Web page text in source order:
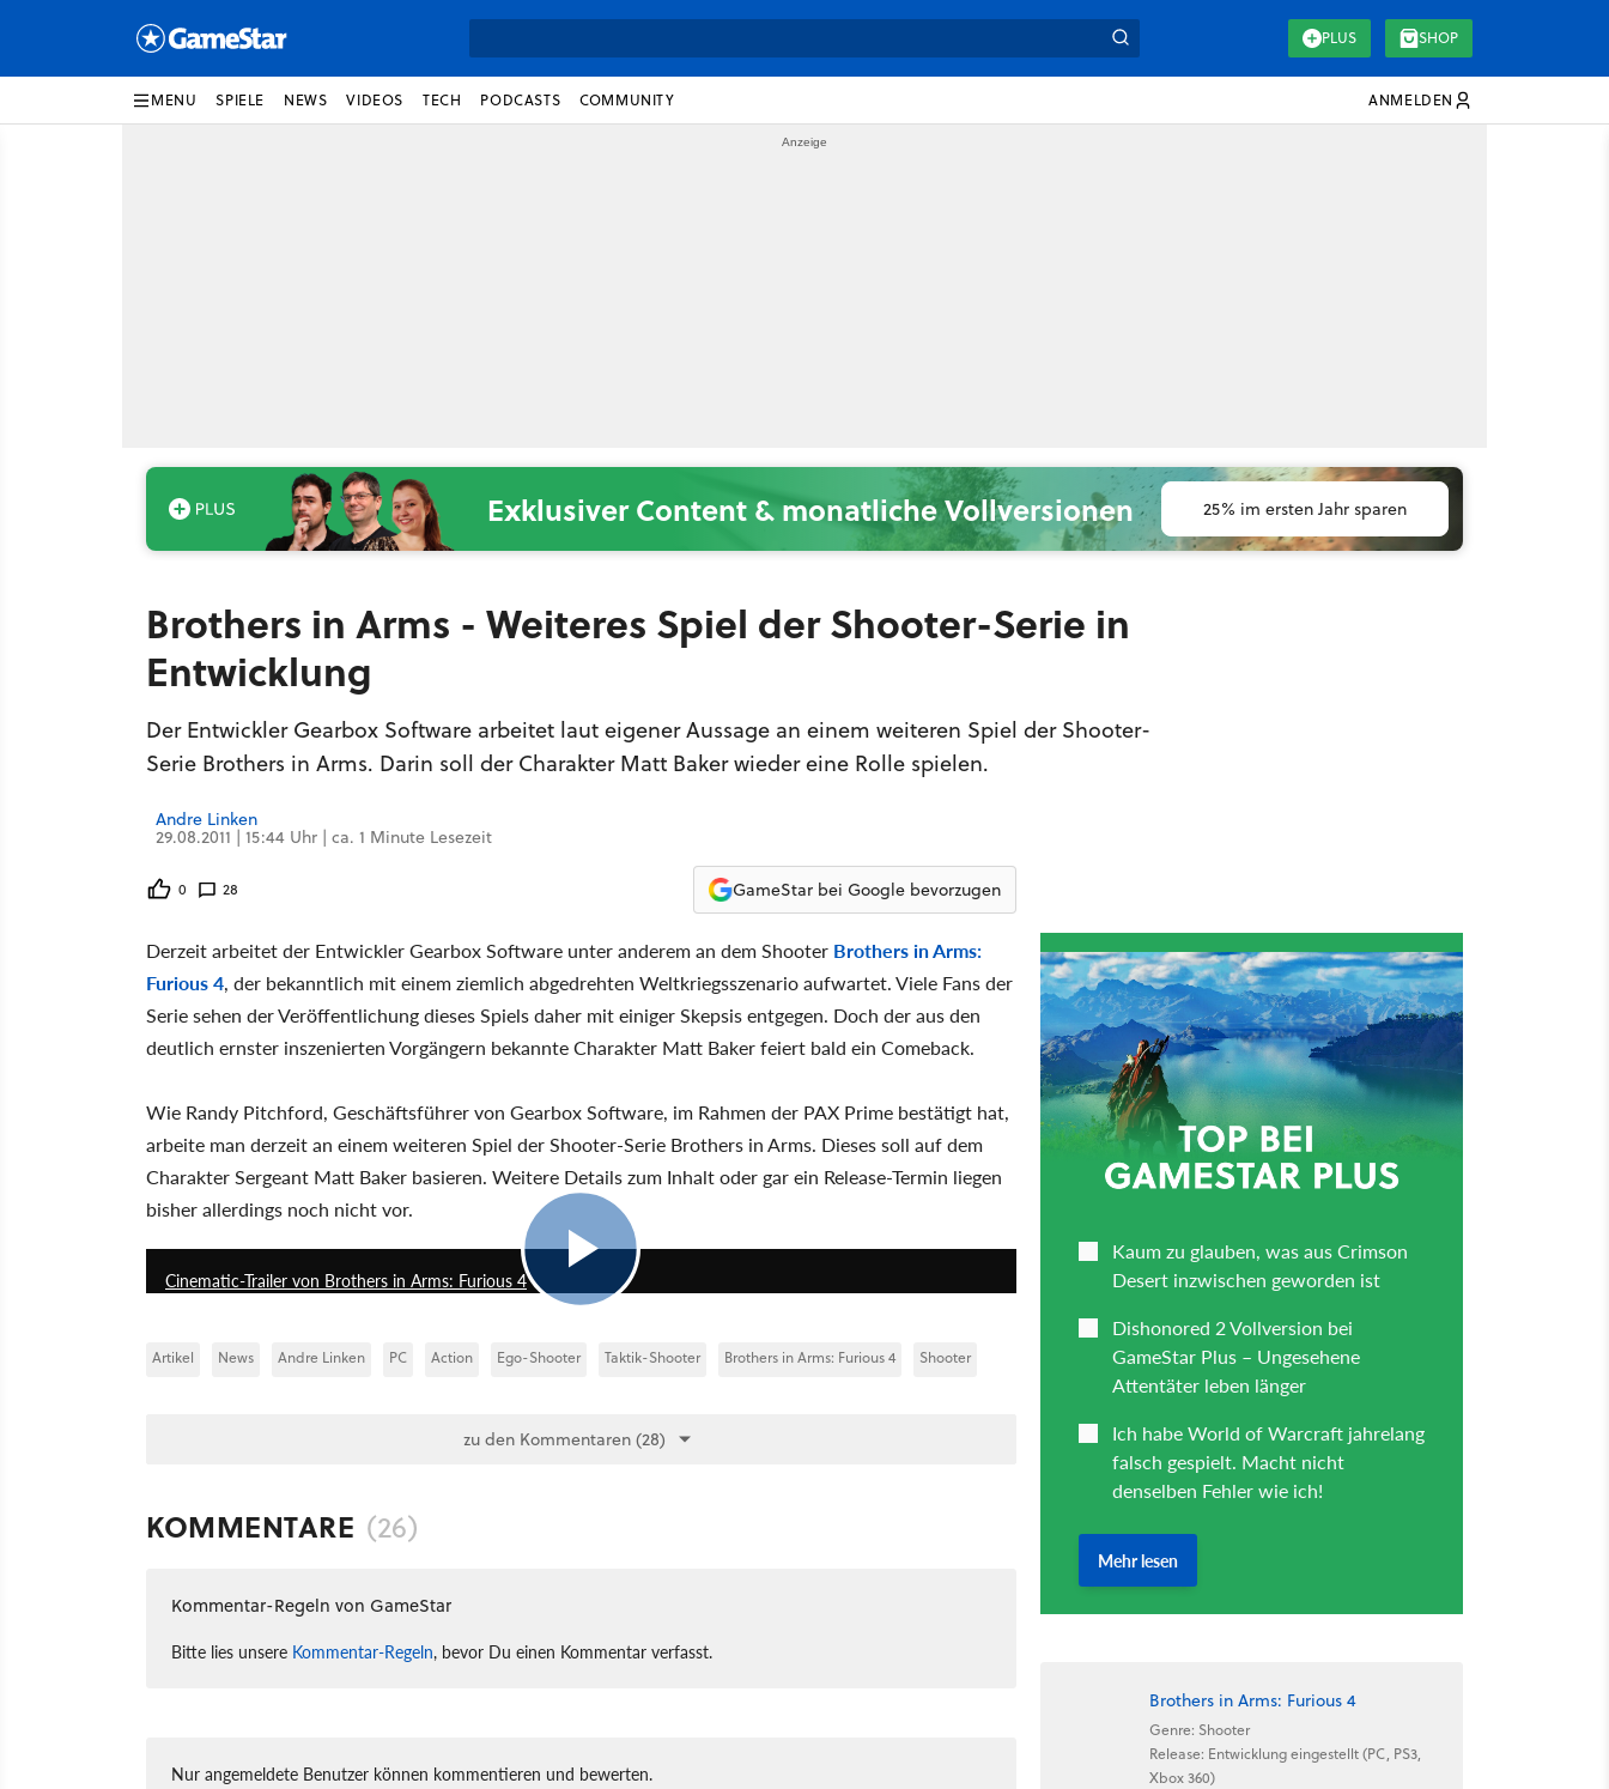
PLUS SHOP
MENU SPIELE NEWS VIDEOS TECH PODCASTS COMMUNITY ANMELDEN
Exklusiver Content & monatliche Vollversionen 25% im ersten Jahr sparen
Brothers in Arms - Weiteres Spiel der Shooter-Serie in
Entwicklung
Der Entwickler Gearbox Software arbeitet laut eigener Aussage an einem weiteren Spiel der Shooter-
Serie Brothers in Arms. Darin soll der Charakter Matt Baker wieder eine Rolle spielen.
Andre Linken
29.08.2011 | 15:44 Uhr | ca. 1 Minute Lesezeit
0 28 GameStar bei Google bevorzugen
Derzeit arbeitet der Entwickler Gearbox Software unter anderem an dem Shooter Brothers in Arms:
Furious 4, der bekanntlich mit einem ziemlich abgedrehten Weltkriegsszenario aufwartet. Viele Fans der
Serie sehen der Veröffentlichung dieses Spiels daher mit einiger Skepsis entgegen. Doch der aus den
deutlich ernster inszenierten Vorgängern bekannte Charakter Matt Baker feiert bald ein Comeback.
Wie Randy Pitchford, Geschäftsführer von Gearbox Software, im Rahmen der PAX Prime bestätigt hat,
arbeite man derzeit an einem weiteren Spiel der Shooter-Serie Brothers in Arms. Dieses soll auf dem
Charakter Sergeant Matt Baker basieren. Weitere Details zum Inhalt oder gar ein Release-Termin liegen
bisher allerdings noch nicht vor.
Cinematic-Trailer von Brothers in Arms: Furious 4
Artikel News Andre Linken PC Action Ego-Shooter Taktik-Shooter Brothers in Arms: Furious 4 Shooter
zu den Kommentaren (28)
KOMMENTARE (26)
Kommentar-Regeln von GameStar
Bitte lies unsere Kommentar-Regeln, bevor Du einen Kommentar verfasst.
Nur angemeldete Benutzer können kommentieren und bewerten.
Brothers in Arms: Furious 4
Genre: Shooter
Release: Entwicklung eingestellt (PC, PS3,
Xbox 360)